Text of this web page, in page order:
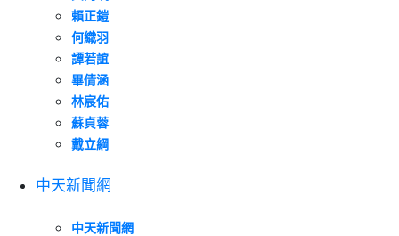
賴正鎧
何織羽
譚若誼
畢倩涵
林宸佑
蘇貞蓉
戴立綱
中天新聞網
中天新聞網